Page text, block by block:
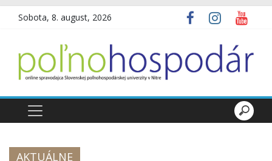
Sobota, 8. august, 2026
AKTUÁLNE